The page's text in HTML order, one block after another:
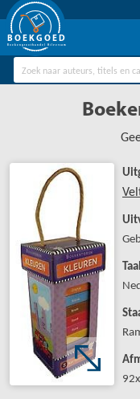
BOEKGOED
Boekengroothandel Hilversum